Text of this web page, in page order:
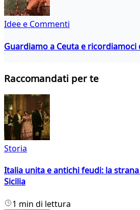
Idee e Commenti
Guardiamo a Ceuta e ricordiamoci
Raccomandati per te
Storia
Italia unita e antichi feudi: la
Sicilia
1 min di lettura